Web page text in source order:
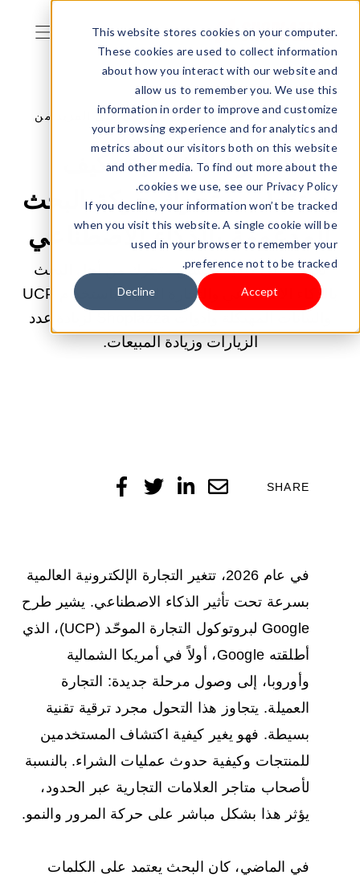
This website stores cookies on your computer.
These cookies are used to collect information
about how you interact with our website and
allow us to remember you. We use this
information in order to improve and customize
your browsing experience and for analytics and
metrics about our visitors both on this website
and other media. To find out more about the
cookies we use, see our Privacy Policy.
If you decline, your information won’t be tracked
when you visit this website. A single cookie will be
used in your browser to remember your
preference not to be tracked.
Accept
Decline
20/03/2026 09:00:02 ص |
الحصول على المزيد من
الزيارات
التجارة التفاعلية: كيف
يستقطب متجرك حركة البحث
المدعومة بالذكاء الاصطناعي
تعرّف على كيفية تحسين متجرك من أجل البحث
بالذكاء الاصطناعي والتجارة العميلة باستخدام UCP
والبيانات المهيكلة وأدوات Shoplazza لزيادة عدد
الزيارات وزيادة المبيعات.
SHARE
في عام 2026، تتغير التجارة الإلكترونية العالمية
بسرعة تحت تأثير الذكاء الاصطناعي. يشير طرح
Google لبروتوكول التجارة الموحّد (UCP)، الذي
أطلقته Google، أولاً في أمريكا الشمالية
وأوروبا، إلى وصول مرحلة جديدة: التجارة
العميلة. يتجاوز هذا التحول مجرد ترقية تقنية
بسيطة. فهو يغير كيفية اكتشاف المستخدمين
للمنتجات وكيفية حدوث عمليات الشراء. بالنسبة
لأصحاب متاجر العلامات التجارية عبر الحدود،
يؤثر هذا بشكل مباشر على حركة المرور والنمو.
في الماضي، كان البحث يعتمد على الكلمات